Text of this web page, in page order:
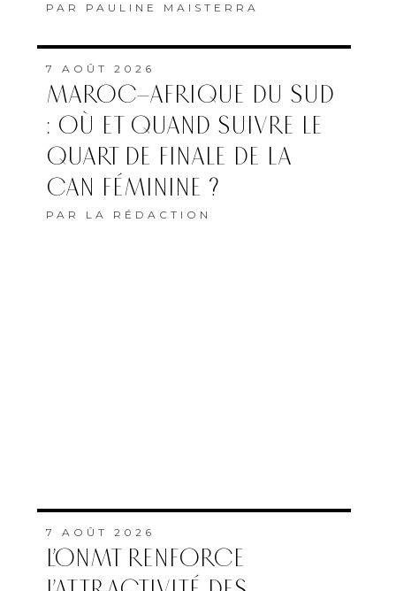
PAR PAULINE MAISTERRA
7 AOÛT 2026
MAROC–AFRIQUE DU SUD
: OÙ ET QUAND SUIVRE LE
QUART DE FINALE DE LA
CAN FÉMININE ?
PAR LA RÉDACTION
7 AOÛT 2026
L’ONMT RENFORCE